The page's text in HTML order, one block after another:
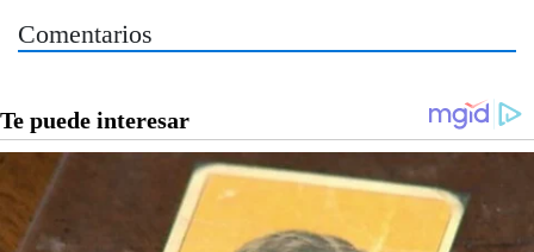
Comentarios